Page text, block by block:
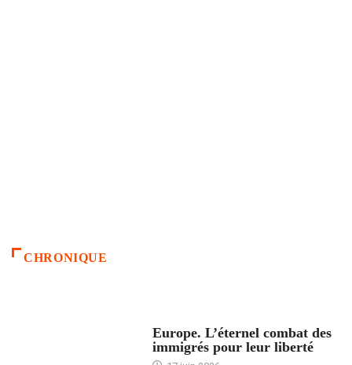
CHRONIQUE
Europe. L’éternel combat des
immigrés pour leur liberté